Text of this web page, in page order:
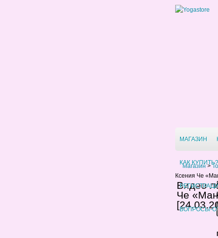
МАГАЗИН
КАК КУПИТЬ?
ВОПРОСЫ-
Магазин>
Ксения Че
Видео
Че